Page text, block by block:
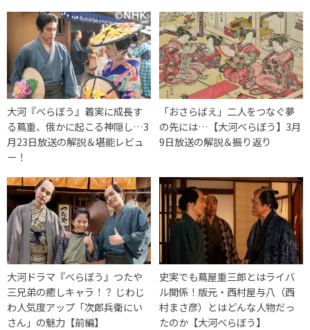
大河『べらぼう』着実に成長す
る蔦重、俄かに起こる神隠し…3
月23日放送の解説＆堪能レビュ
ー！
「おさらばえ」二人をつなぐ夢
の先には…【大河べらぼう】3月
9日放送の解説＆振り返り
大河ドラマ『べらぼう』つたや
三兄弟の癒しキャラ！？ じわじ
わ人気度アップ「次郎兵衛にい
さん」の魅力【前編】
史実でも蔦屋重三郎とはライバ
ル関係！版元・西村屋与八（西
村まさ彦）とはどんな人物だっ
たのか【大河べらぼう】